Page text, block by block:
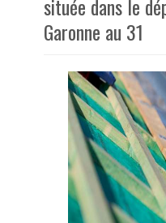
située dans le
Garonne au 31